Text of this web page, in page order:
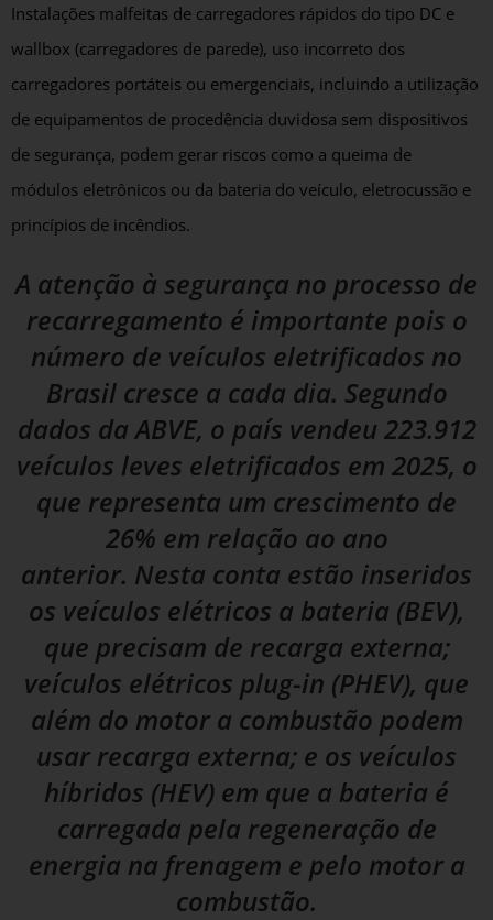
Instalações malfeitas de carregadores rápidos do tipo DC e
wallbox (carregadores de parede), uso incorreto dos
carregadores portáteis ou emergenciais, incluindo a utilização
de equipamentos de procedência duvidosa sem dispositivos
de segurança, podem gerar riscos como a queima de
módulos eletrônicos ou da bateria do veículo, eletrocussão e
princípios de incêndios.
A atenção à segurança no processo de
recarregamento é importante pois o
número de veículos eletrificados no
Brasil cresce a cada dia. Segundo
dados daABVE, o país vendeu 223.912
veículos leves eletrificados em 2025, o
que representa um crescimento de
26% em relação ao ano
anterior. Nesta conta estão inseridos
os veículos elétricos a bateria (BEV),
que precisam de recarga externa;
veículos elétricos plug-in (PHEV), que
além do motor a combustão podem
usar recarga externa; e os veículos
híbridos (HEV) em que a bateria é
carregada pela regeneração de
energia na frenagem e pelo motor a
combustão.